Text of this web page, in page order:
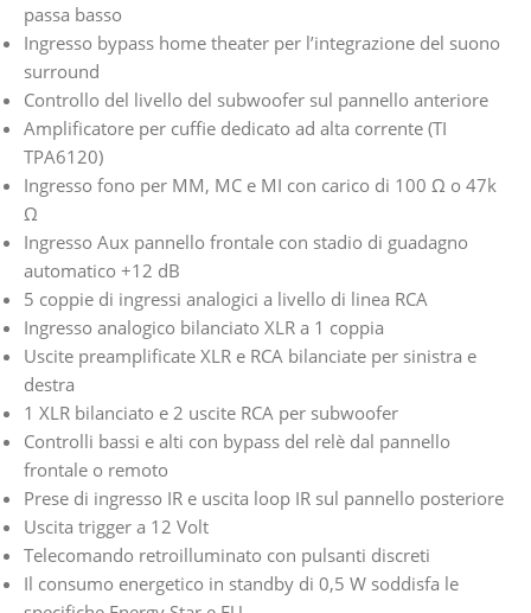
passa basso
Ingresso bypass home theater per l’integrazione del suono
surround
Controllo del livello del subwoofer sul pannello anteriore
Amplificatore per cuffie dedicato ad alta corrente (TI
TPA6120)
Ingresso fono per MM, MC e MI con carico di 100 Ω o 47k
Ω
Ingresso Aux pannello frontale con stadio di guadagno
automatico +12 dB
5 coppie di ingressi analogici a livello di linea RCA
Ingresso analogico bilanciato XLR a 1 coppia
Uscite preamplificate XLR e RCA bilanciate per sinistra e
destra
1 XLR bilanciato e 2 uscite RCA per subwoofer
Controlli bassi e alti con bypass del relè dal pannello
frontale o remoto
Prese di ingresso IR e uscita loop IR sul pannello posteriore
Uscita trigger a 12 Volt
Telecomando retroilluminato con pulsanti discreti
Il consumo energetico in standby di 0,5 W soddisfa le